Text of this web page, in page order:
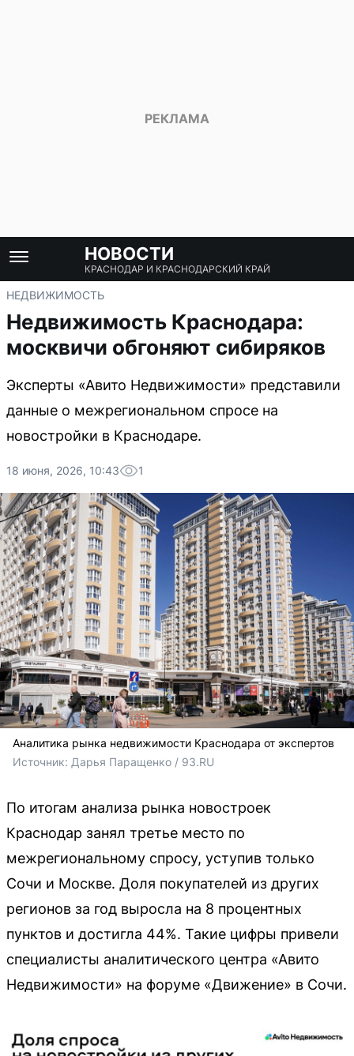
НОВОСТИ
КРАСНОДАР И КРАСНОДАРСКИЙ КРАЙ
НЕДВИЖИМОСТЬ
Недвижимость Краснодара:
москвичи обгоняют сибиряков
Эксперты «Авито Недвижимости» представили
данные о межрегиональном спросе на
новостройки в Краснодаре.
18 июня, 2026, 10:43 1
Аналитика рынка недвижимости Краснодара от экспертов
Источник: Дарья Паращенко / 93.RU
По итогам анализа рынка новостроек
Краснодар занял третье место по
межрегиональному спросу, уступив только
Сочи и Москве. Доля покупателей из других
регионов за год выросла на 8 процентных
пунктов и достигла 44%. Такие цифры привели
специалисты аналитического центра «Авито
Недвижимости» на форуме «Движение» в Сочи.